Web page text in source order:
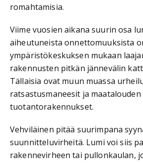
romahtamisia.
Viime vuosien aikana suurin osa
aiheutuneista onnettomuuksista
ympäristökeskuksen mukaan
rakennusten pitkän jännevälin
Tällaisia ovat muun muassa
ratsastusmaneesit ja maatalouden
tuotantorakennukset.
Vehviläinen pitää suurimpana
suunnitteluvirheitä. Lumi voi siis
rakennevirheen tai pullonkaulan,